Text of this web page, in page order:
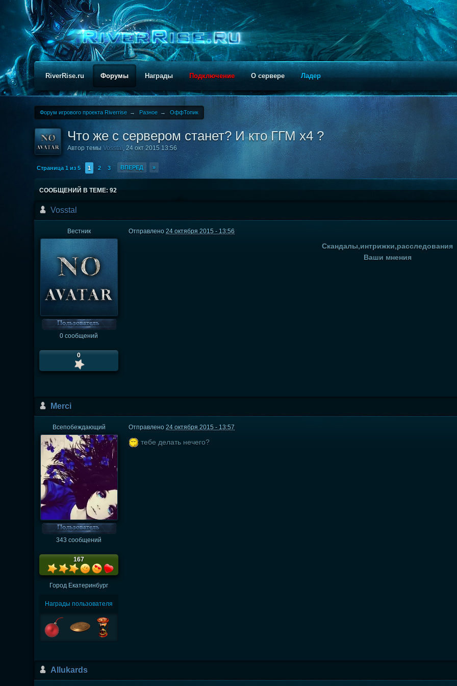
RiverRise.ru Форумы Награды Подключение О сервере Ладер
Форум игрового проекта Riverrise → Разное → ОффТопик
Что же с сервером станет? И кто ГГМ х4 ?
Автор темыVosstal,24 окт 2015 13:56
Страница 1 из 5 1 2 3 ВПЕРЕД »
СООБЩЕНИЙ В ТЕМЕ: 92
Vosstal
Вестник
0 сообщений
0
Отправлено24 октября 2015 - 13:56
Скандалы,интрижки,расследования
Ваши мнения
Мerci
Всепобеждающий
343 сообщений
167
Город Екатеринбург
Награды пользователя
Отправлено24 октября 2015 - 13:57
тебе делать нечего?
Аllukards